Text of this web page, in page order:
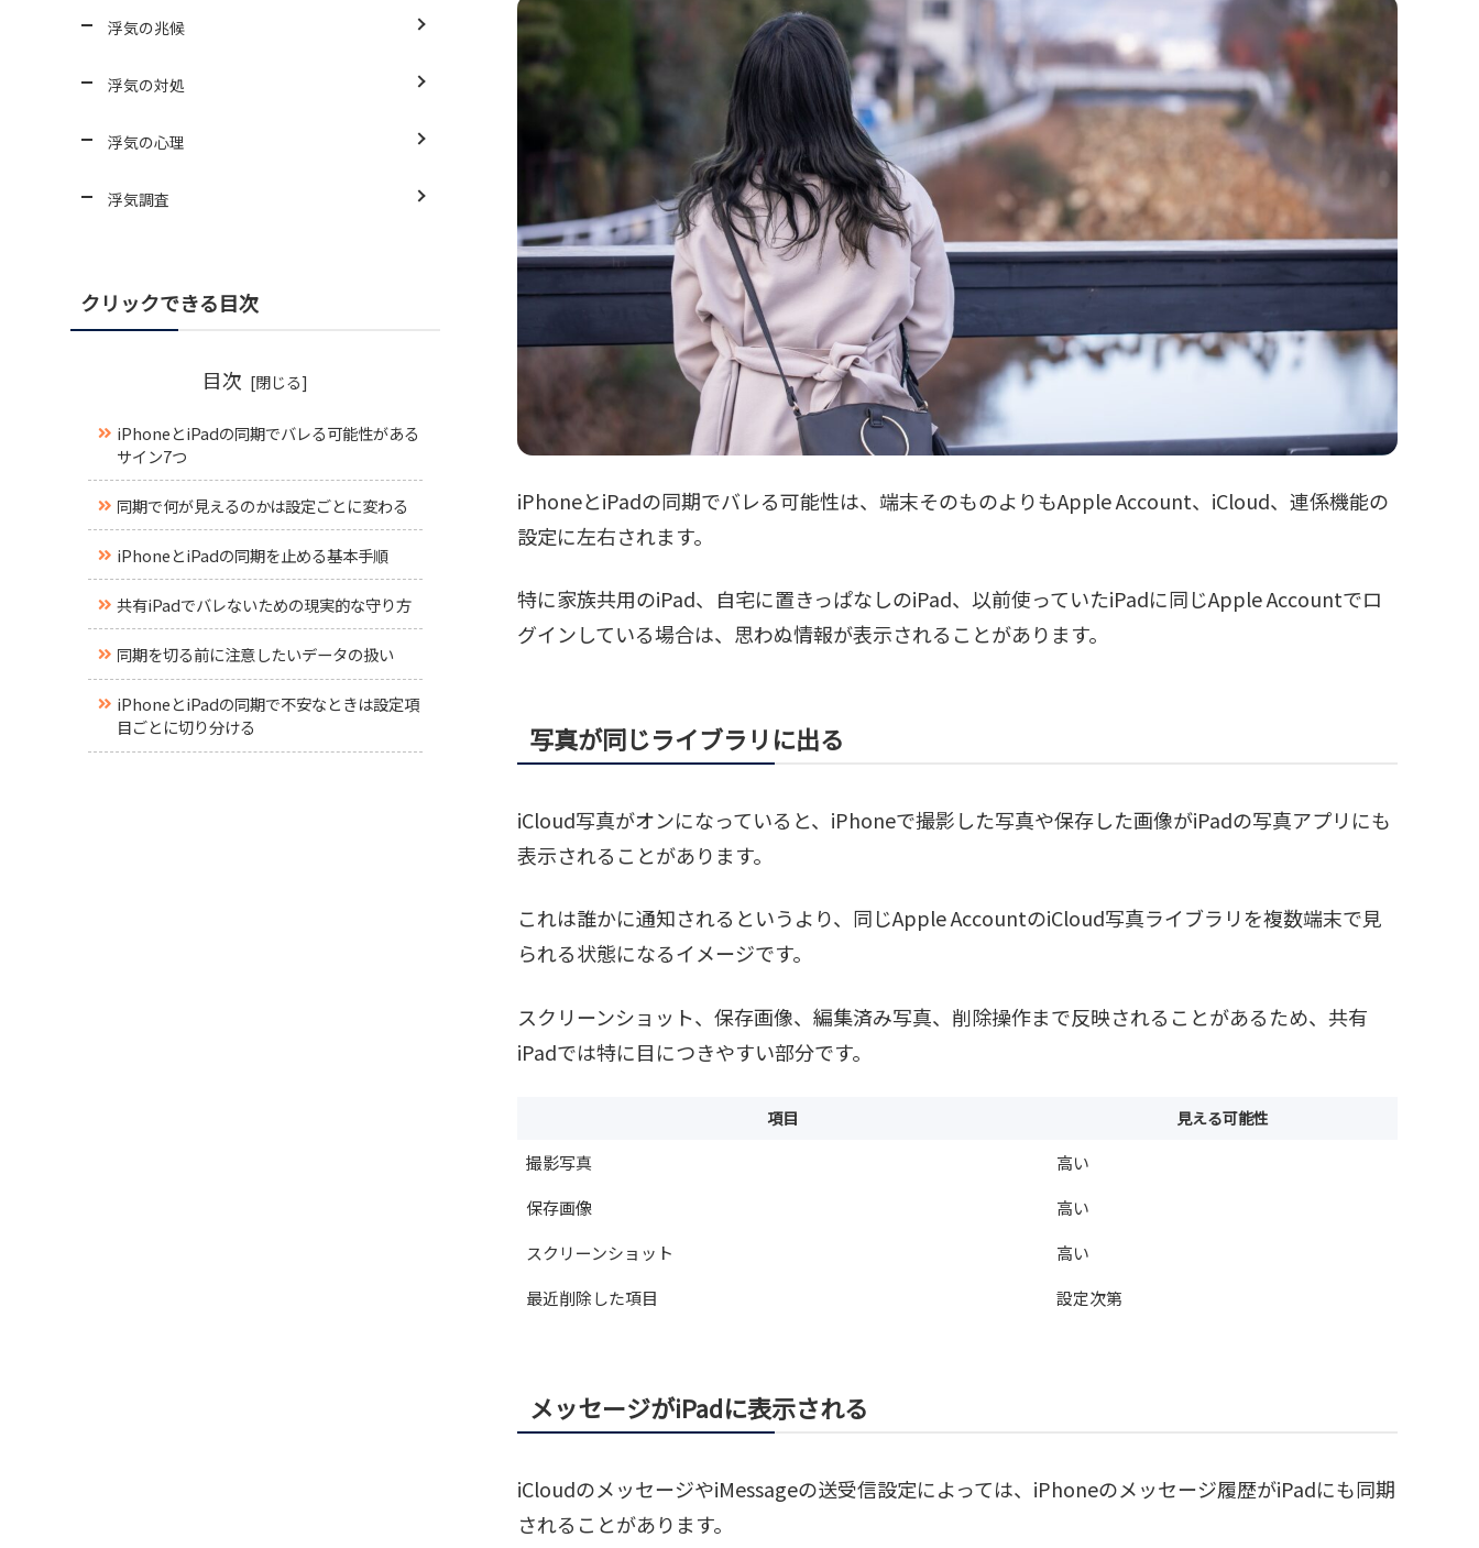
iPhoneとiPadの同期でバレる可能性は、端末そのものよりもApple Account、iCloud、連係機能の
設定に左右されます。
特に家族共用のiPad、自宅に置きっぱなしのiPad、以前使っていたiPadに同じApple Accountでロ
グインしている場合は、思わぬ情報が表示されることがあります。
写真が同じライブラリに出る
iCloud写真がオンになっていると、iPhoneで撮影した写真や保存した画像がiPadの写真アプリにも
表示されることがあります。
これは誰かに通知されるというより、同じApple AccountのiCloud写真ライブラリを複数端末で見
られる状態になるイメージです。
スクリーンショット、保存画像、編集済み写真、削除操作まで反映されることがあるため、共有
iPadでは特に目につきやすい部分です。
項目 見える可能性
撮影写真
高い
保存画像
高い
スクリーンショット
高い
最近削除した項目
設定次第
メッセージがiPadに表示される
iCloudのメッセージやiMessageの送受信設定によっては、iPhoneのメッセージ履歴がiPadにも同期
されることがあります。
浮気の兆候
浮気の対処
浮気の心理
浮気調査
クリックできる目次
目次
iPhoneとiPadの同期でバレる可能性がある
サイン7つ
同期で何が見えるのかは設定ごとに変わる
iPhoneとiPadの同期を止める基本手順
共有iPadでバレないための現実的な守り方
同期を切る前に注意したいデータの扱い
iPhoneとiPadの同期で不安なときは設定項
目ごとに切り分ける